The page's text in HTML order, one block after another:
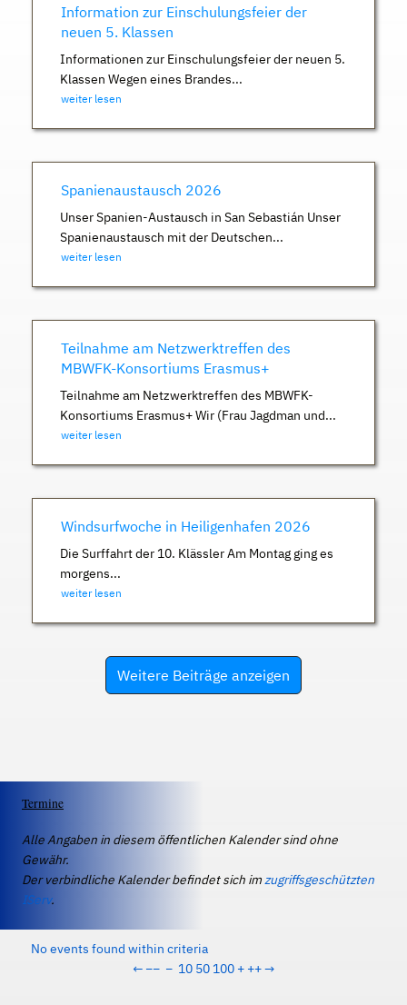
Information zur Einschulungsfeier der
neuen 5. Klassen
Informationen zur Einschulungsfeier der neuen 5.
Klassen Wegen eines Brandes...
weiter lesen
Spanienaustausch 2026
Unser Spanien-Austausch in San Sebastián Unser
Spanienaustausch mit der Deutschen...
weiter lesen
Teilnahme am Netzwerktreffen des
MBWFK-Konsortiums Erasmus+
Teilnahme am Netzwerktreffen des MBWFK-
Konsortiums Erasmus+ Wir (Frau Jagdman und...
weiter lesen
Windsurfwoche in Heiligenhafen 2026
Die Surffahrt der 10. Klässler Am Montag ging es
morgens...
weiter lesen
Weitere Beiträge anzeigen
Termine
Alle Angaben in diesem öffentlichen Kalender sind ohne
Gewähr.
Der verbindliche Kalender befindet sich imzugriffsgeschützten
IServ.
No events found within criteria
← −− − 10 50 100 + ++→